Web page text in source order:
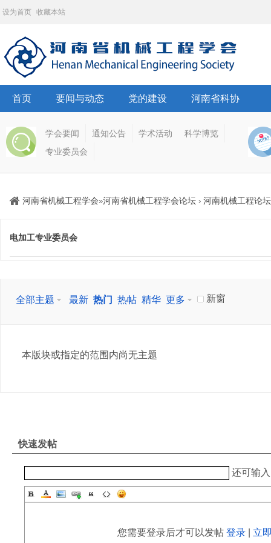
设为首页 收藏本站
首页 要闻与动态 党的建设 河南省科协
学会要闻 通知公告 学术活动
科学博览
专业委员会
河南省机械工程学会»河南省机械工程学会论坛 › 河南机械工程论坛
电加工专业委员会
新窗
全部主题 最新 热门 热帖 精华 更多
本版块或指定的范围内尚无主题
快速发帖
还可输
您需要登录后才可以发帖 登录| 立